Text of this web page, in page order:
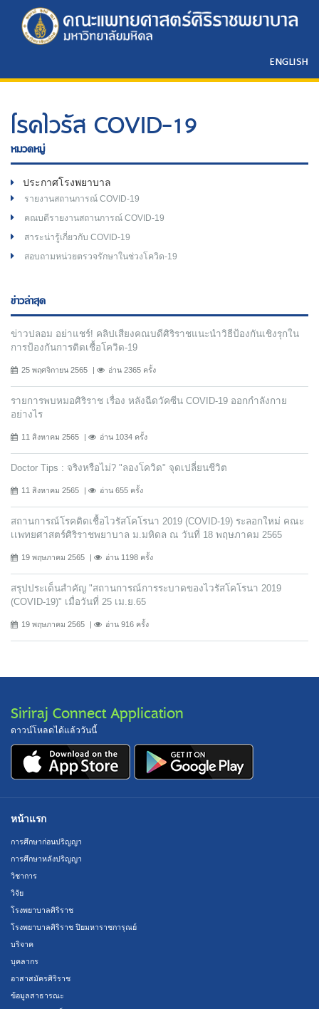
ENGLISH
โรคไวรัส COVID-19
หมวดหมู่
ประกาศโรงพยาบาล
รายงานสถานการณ์ COVID-19
คณบดีรายงานสถานการณ์ COVID-19
สาระน่ารู้เกี่ยวกับ COVID-19
สอบถามหน่วยตรวจรักษาในช่วงโควิด-19
ข่าวล่าสุด
ข่าวปลอม อย่าแชร์! คลิปเสียงคณบดีศิริราชแนะนำวิธีป้องกันเชิงรุกใน
การป้องกันการติดเชื้อโควิด-19
25 พฤศจิกายน 2565 อ่าน 2365 ครั้ง
รายการพบหมอศิริราช เรื่อง หลังฉีดวัคซีน COVID-19 ออกกำลังกาย
อย่างไร
11 สิงหาคม 2565 อ่าน 1034 ครั้ง
Doctor Tips : จริงหรือไม่? "ลองโควิด" จุดเปลี่ยนชีวิต
11 สิงหาคม 2565 อ่าน 655 ครั้ง
สถานการณ์โรคติดเชื้อไวรัสโคโรนา 2019 (COVID-19) ระลอกใหม่ คณะ
เเพทยศาสตร์ศิริราชพยาบาล ม.มหิดล ณ วันที่ 18 พฤษภาคม 2565
19 พฤษภาคม 2565 อ่าน 1198 ครั้ง
สรุปประเด็นสำคัญ "สถานการณ์การระบาดของไวรัสโคโรนา 2019
(COVID-19)" เมื่อวันที่ 25 เม.ย.65
19 พฤษภาคม 2565 อ่าน 916 ครั้ง
Siriraj Connect Application
ดาวน์โหลดได้แล้ววันนี้
หน้าแรก
การศึกษาก่อนปริญญา
การศึกษาหลังปริญญา
วิชาการ
วิจัย
โรงพยาบาลศิริราช
โรงพยาบาลศิริราช ปิยมหาราชการุณย์
บริจาค
บุคลากร
อาสาสมัครศิริราช
ข้อมูลสาธารณะ